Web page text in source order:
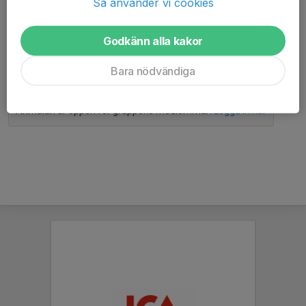
Mer info och länk till anmälan:
https://bauhausgalan.se/youth
bauhausgalan.se/youth
Anmälan är öppen för gruppens medlemmar.Logga in här
Godkänn alla kakor
Bara nödvändiga